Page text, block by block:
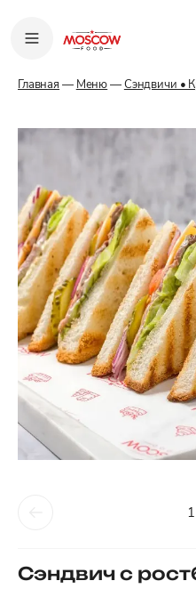
Главная — Меню—Сэндвичи •
Сэндвич с